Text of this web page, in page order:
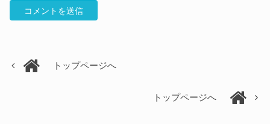
トップページへ
トップページへ